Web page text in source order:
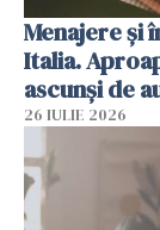
Menajere și
Italia.
ascunși de
26 IULIE 2026